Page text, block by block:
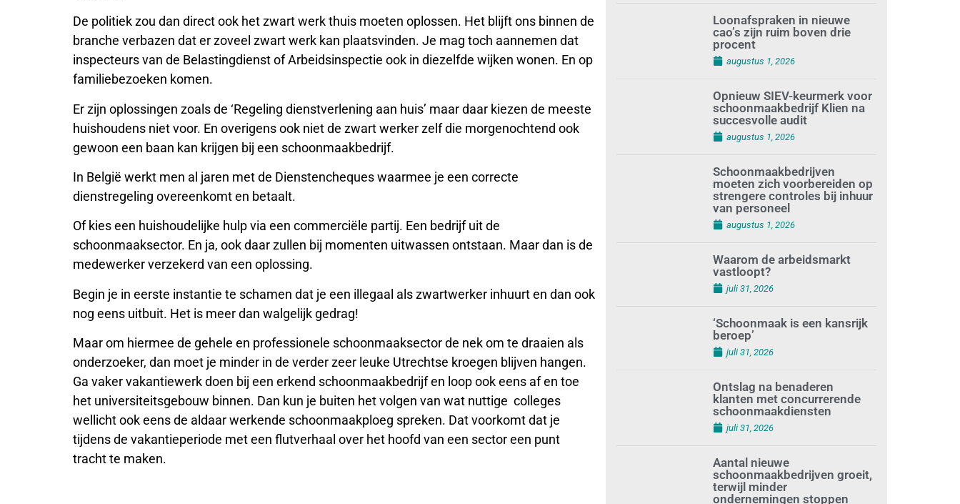
De politiek zou dan direct ook het zwart werk thuis moeten oplossen. Het blijft ons binnen de
branche verbazen dat er zoveel zwart werk kan plaatsvinden. Je mag toch aannemen dat
inspecteurs van de Belastingdienst of Arbeidsinspectie ook in diezelfde wijken wonen. En op
familiebezoeken komen.
Er zijn oplossingen zoals de ‘Regeling dienstverlening aan huis’ maar daar kiezen de meeste
huishoudens niet voor. En overigens ook niet de zwart werker zelf die morgenochtend ook
gewoon een baan kan krijgen bij een schoonmaakbedrijf.
In België werkt men al jaren met de Dienstencheques waarmee je een correcte
dienstregeling overeenkomt en betaalt.
Of kies een huishoudelijke hulp via een commerciële partij. Een bedrijf uit de
schoonmaaksector. En ja, ook daar zullen bij momenten uitwassen ontstaan. Maar dan is de
medewerker verzekerd van een oplossing.
Begin je in eerste instantie te schamen dat je een illegaal als zwartwerker inhuurt en dan ook
nog eens uitbuit. Het is meer dan walgelijk gedrag!
Maar om hiermee de gehele en professionele schoonmaaksector de nek om te draaien als
onderzoeker, dan moet je minder in de verder zeer leuke Utrechtse kroegen blijven hangen.
Ga vaker vakantiewerk doen bij een erkend schoonmaakbedrijf en loop ook eens af en toe
het universiteitsgebouw binnen. Dan kun je buiten het volgen van wat nuttige colleges
wellicht ook eens de aldaar werkende schoonmaakploeg spreken. Dat voorkomt dat je
tijdens de vakantieperiode met een flutverhaal over het hoofd van een sector een punt
tracht te maken.
Loonafspraken in nieuwe
cao’s zijn ruim boven drie
procent
augustus 1, 2026
Opnieuw SIEV-keurmerk voor
schoonmaakbedrijf Klien na
succesvolle audit
augustus 1, 2026
strengere controles bij inhuur
van personeel
augustus 1, 2026
Waarom de arbeidsmarkt
vastloopt?
juli 31, 2026
‘Schoonmaak is een kansrijk
beroep’
juli 31, 2026
Ontslag na benaderen
klanten met concurrerende